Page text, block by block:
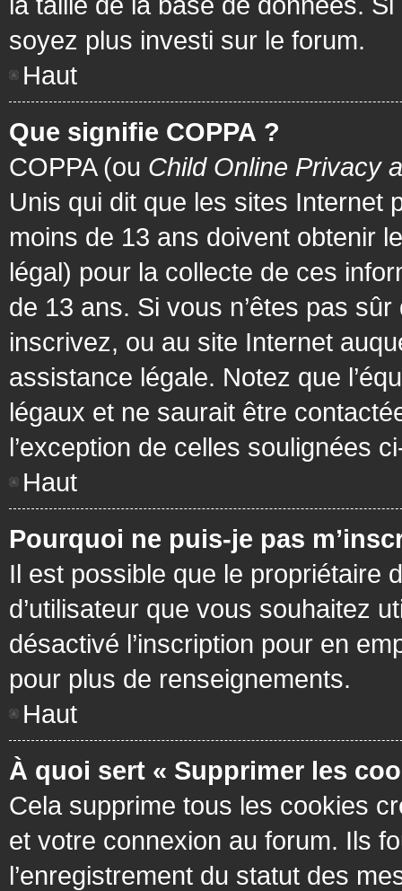
soyez plus investi sur le forum.
Haut
Que signifie COPPA ?
COPPA (ou Child Online Privacy
Unis qui dit que les sites Internet
moins de 13 ans doivent obtenir
légal) pour la collecte de ces
de 13 ans. Si vous n’êtes pas
inscrivez, ou au site Internet
assistance légale. Notez que
légaux et ne saurait être
l’exception de celles soulignées
Haut
Pourquoi ne puis-je pas
Il est possible que le propriétaire
d’utilisateur que vous souhaitez
désactivé l’inscription pour en
pour plus de renseignements.
Haut
À quoi sert « Supprimer les
Cela supprime tous les cookies
et votre connexion au forum. Ils
l’enregistrement du statut des